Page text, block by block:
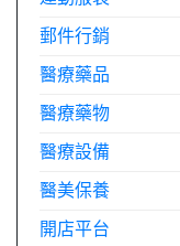
郵件行銷
醫療藥品
醫療藥物
醫療設備
醫美保養
開店平台